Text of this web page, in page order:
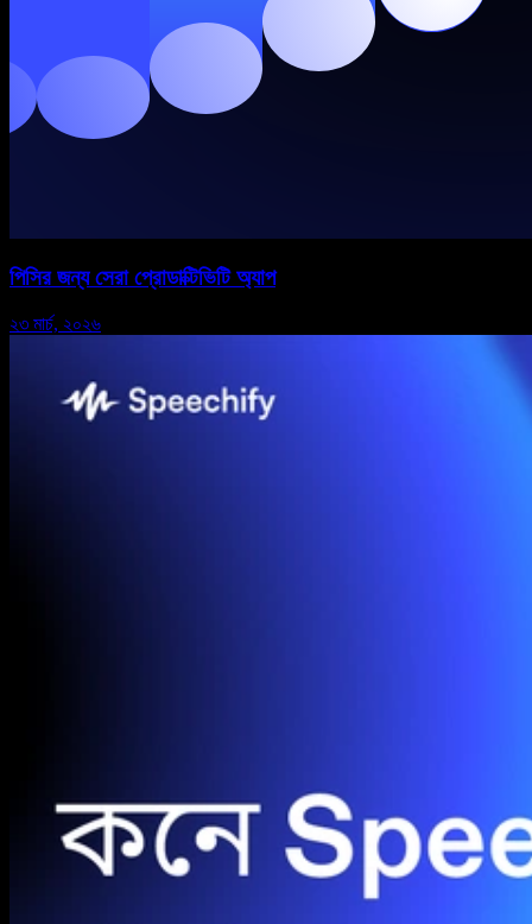
পিসির জন্য সেরা প্রোডাক্টিভিটি অ্যাপ
২৩ মার্চ, ২০২৬